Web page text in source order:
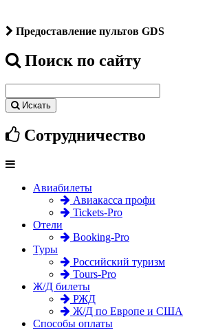
Предоставление пультов GDS
Поиск по сайту
Искать
Сотрудничество
Авиабилеты
Авиакасса профи
Tickets-Pro
Отели
Booking-Pro
Туры
Российский туризм
Tours-Pro
Ж/Д билеты
РЖД
Ж/Д по Европе и США
Способы оплаты